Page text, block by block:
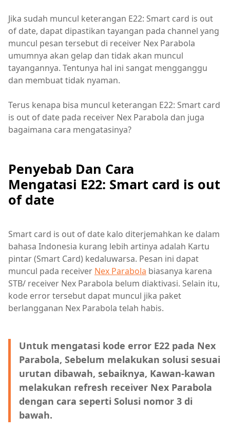
Jika sudah muncul keterangan E22: Smart card is out
of date, dapat dipastikan tayangan pada channel yang
muncul pesan tersebut di receiver Nex Parabola
umumnya akan gelap dan tidak akan muncul
tayangannya. Tentunya hal ini sangat mengganggu
dan membuat tidak nyaman.
Terus kenapa bisa muncul keterangan E22: Smart card
is out of date pada receiver Nex Parabola dan juga
bagaimana cara mengatasinya?
Penyebab Dan Cara
Mengatasi E22: Smart card is out
of date
Smart card is out of date kalo diterjemahkan ke dalam
bahasa Indonesia kurang lebih artinya adalah Kartu
pintar (Smart Card) kedaluwarsa. Pesan ini dapat
muncul pada receiver Nex Parabola biasanya karena
STB/ receiver Nex Parabola belum diaktivasi. Selain itu,
kode error tersebut dapat muncul jika paket
berlangganan Nex Parabola telah habis.
Untuk mengatasi kode error E22 pada Nex
Parabola, Sebelum melakukan solusi sesuai
urutan dibawah, sebaiknya, Kawan-kawan
melakukan refresh receiver Nex Parabola
dengan cara seperti Solusi nomor 3 di
bawah.